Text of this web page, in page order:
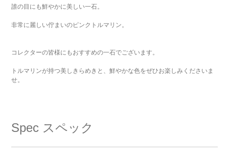
誰の目にも鮮やかに美しい一石。
非常に麗しい佇まいのピンクトルマリン。
コレクターの皆様にもおすすめの一石でございます。
トルマリンが持つ美しきらめきと、鮮やかな色をぜひお楽しみくださいま
せ。
Spec スペック